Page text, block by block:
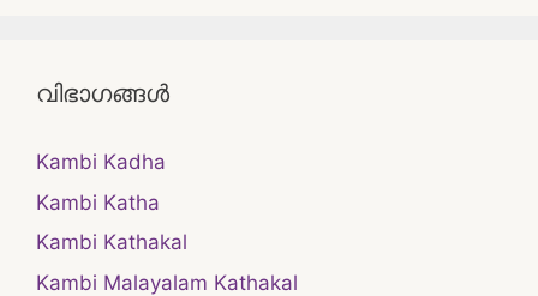
വിഭാഗങ്ങൾ
Kambi Kadha
Kambi Katha
Kambi Kathakal
Kambi Malayalam Kathakal